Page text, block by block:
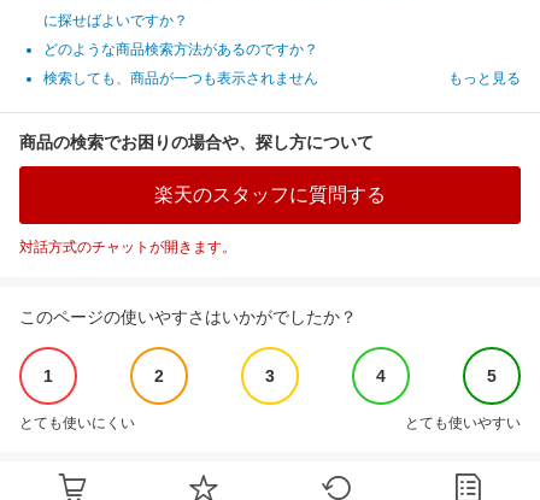
に探せばよいですか？
どのような商品検索方法があるのですか？
検索しても、商品が一つも表示されません
もっと見る
商品の検索でお困りの場合や、探し方について
楽天のスタッフに質問する
対話方式のチャットが開きます。
このページの使いやすさはいかがでしたか？
1 2 3 4 5
とても使いにくい とても使いやすい